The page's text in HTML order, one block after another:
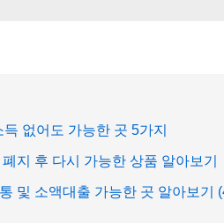
없어도 가능한 곳 5가지
지 후 다시 가능한 상품 알아보기
및 소액대출 가능한 곳 알아보기